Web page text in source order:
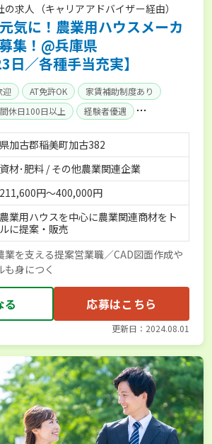
求人（キャリアアドバイザー経由）
気に！農業用ハウスメーカ
集！@兵庫県
日／各種手当充実】
迎 AT免許OK
家賃補助制度あり
休日100日以上
経験者優遇
り
社会保険完備 単身寮あり
加古郡稲美町加古382
材･肥料 / その他農業関連企業
円～400,000円
業用ハウスを中心に農業関連商材をト
に提案・販売
業を支える提案営業職／CAD図面作成や
身につく
る 応募はこちら
更新日：2024.08.01